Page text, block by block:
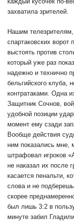
захватила зрителей.
Нашим
спартаковских
выстоять против
который уже раз
надежно и технично
бельгийского клуба,
контратаками. Одна
Защитник Сочнов,
удобной позиции
момент ему сзади
Вообще действия
ним показались мне,
штрафовал игроков
не наказал их после
касается пенальти,
слова и не
скорее
был лишь 3:2 в
минуте забил